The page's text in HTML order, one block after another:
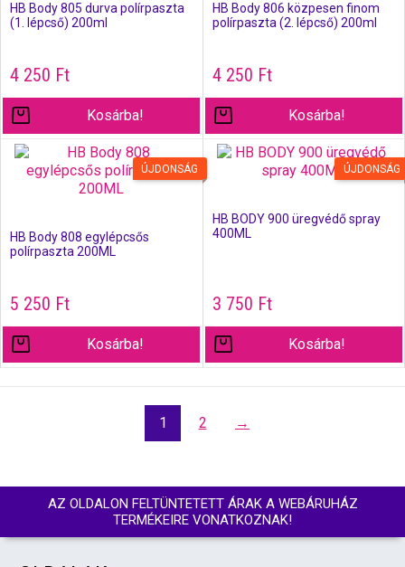
HB Body 805 durva polírpaszta
(1. lépcső) 200ml
4 250 Ft
Kosárba!
HB Body 806 közpesen finom
polírpaszta (2. lépcső) 200ml
4 250 Ft
Kosárba!
ÚJDONSÁG
HB Body 808 egylépcsős
polírpaszta 200ML
5 250 Ft
Kosárba!
ÚJDONSÁG
HB BODY 900 üregvédő spray
400ML
3 750 Ft
Kosárba!
1 2 →
AZ OLDALON FELTÜNTETETT ÁRAK A WEBÁRUHÁZ
TERMÉKEIRE VONATKOZNAK!